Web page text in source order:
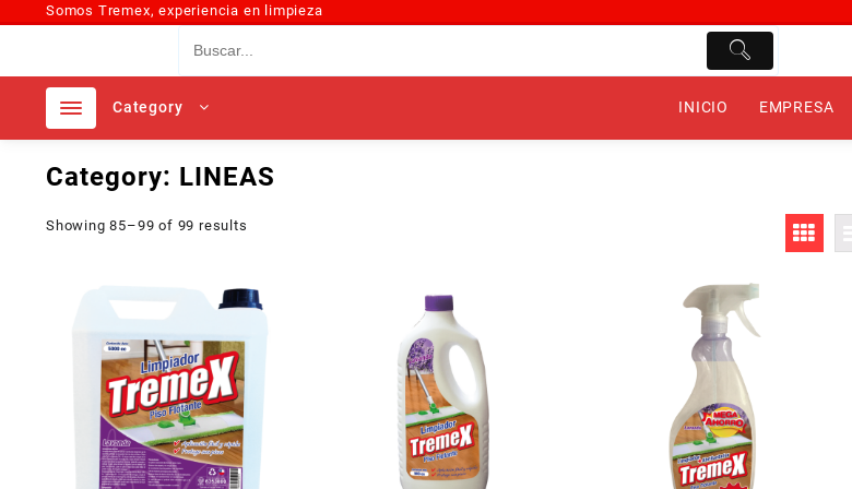
Somos Tremex, experiencia en limpieza
Category INICIO EMPRESA
Category: LINEAS
Showing 85–99 of 99 results